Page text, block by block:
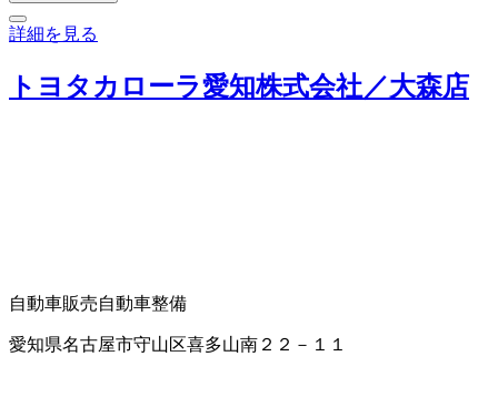
詳細を見る
トヨタカローラ愛知株式会社／大森店
自動車販売自動車整備
愛知県名古屋市守山区喜多山南２２－１１